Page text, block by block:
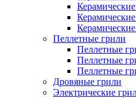
Пеллетные грили
Пеллетные
Пеллетные
Пеллетные
Дровяные грили
Электрические